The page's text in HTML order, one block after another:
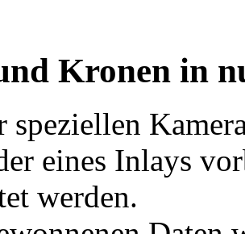
Kronen in
speziellen
eines Inlays
werden.